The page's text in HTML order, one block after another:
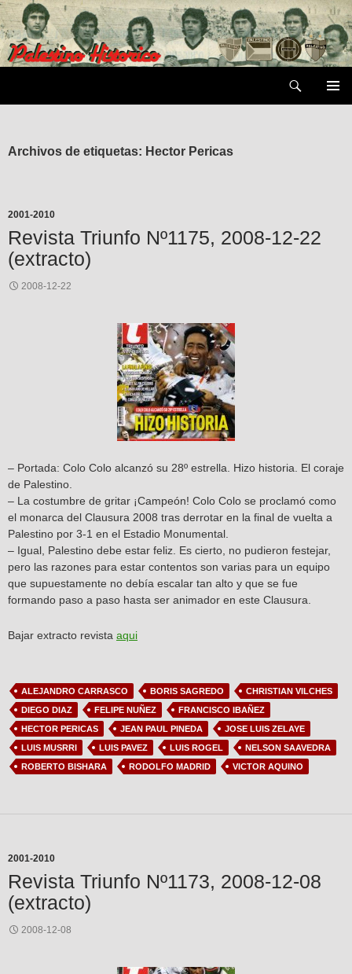
Saltar
al
contenido
Archivos de etiquetas: Hector Pericas
2001-2010
Revista Triunfo Nº1175, 2008-12-22
(extracto)
2008-12-22
– Portada: Colo Colo alcanzó su 28º estrella. Hizo historia. El coraje
de Palestino.
– La costumbre de gritar ¡Campeón! Colo Colo se proclamó como
el monarca del Clausura 2008 tras derrotar en la final de vuelta a
Palestino por 3-1 en el Estadio Monumental.
– Igual, Palestino debe estar feliz. Es cierto, no pudieron festejar,
pero las razones para estar contentos son varias para un equipo
que supuestamente no debía escalar tan alto y que se fue
formando paso a paso hasta ser animador en este Clausura.
Bajar extracto revista aqui
ALEJANDRO CARRASCO BORIS SAGREDO
CHRISTIAN VILCHES
DIEGO DIAZ
FELIPE NUÑEZ
FRANCISCO IBAÑEZ
HECTOR PERICAS
JEAN PAUL PINEDA
JOSE LUIS ZELAYE
LUIS MUSRRI
LUIS PAVEZ LUIS ROGEL
NELSON SAAVEDRA
ROBERTO BISHARA
RODOLFO MADRID VICTOR AQUINO
2001-2010
Revista Triunfo Nº1173, 2008-12-08
(extracto)
2008-12-08